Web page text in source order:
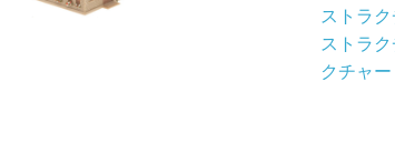
ストラ
ストラ
クチャー